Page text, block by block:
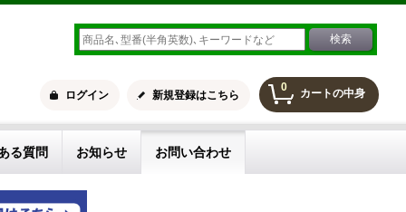
0 カートの中身
ログイン 新規登録はこちら
る質問 お知らせ お問い合わせ